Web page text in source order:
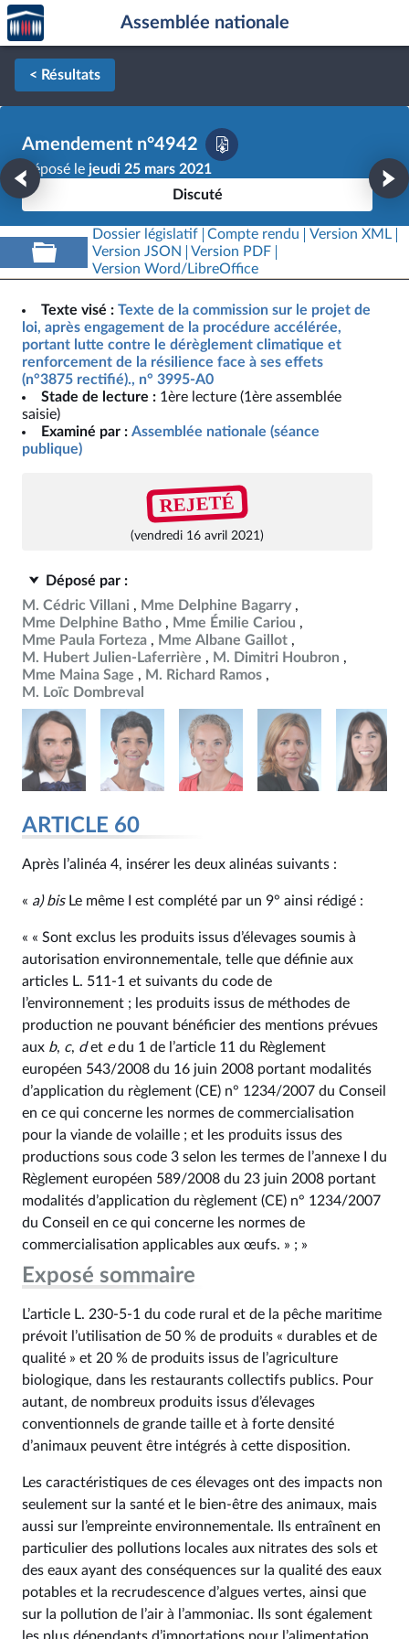
Aller au contenu
Aller en bas de la page
Accèder
à la
page
d'accueil
Assemblée nationale
< Résultats
Amendement n°4942
Déposé le jeudi 25 mars 2021
Discuté
Dossier législatif Compte rendu
Version XML
Version JSON
Version PDF
Version Word/LibreOffice
Texte visé : Texte de la commission sur le projet de
loi, après engagement de la procédure accélérée,
portant lutte contre le dérèglement climatique et
renforcement de la résilience face à ses effets
(n°3875 rectifié)., n° 3995-A0
Stade de lecture : 1ère lecture (1ère assemblée
saisie)
Examiné par : Assemblée nationale (séance
publique)
REJETÉ
(vendredi 16 avril 2021)
Déposé par :
M. Cédric Villani
Mme Delphine Bagarry
Mme Delphine Batho
Mme Émilie Cariou
Mme Paula Forteza
Mme Albane Gaillot
M. Hubert Julien-Laferrière
M. Dimitri Houbron
Mme Maina Sage
M. Richard Ramos
M. Loïc Dombreval
ARTICLE 60
Après l’alinéa 4, insérer les deux alinéas suivants :
« a) bisLe même I est complété par un 9° ainsi rédigé :
« « Sont exclus les produits issus d’élevages soumis à
autorisation environnementale, telle que définie aux
articles L. 511‑1 et suivants du code de
l’environnement ; les produits issus de méthodes de
production ne pouvant bénéficier des mentions prévues
aux b, c, det edu 1 de l’article 11 du Règlement
européen 543/2008 du 16 juin 2008 portant modalités
d’application du règlement (CE) n° 1234/2007 du Conseil
en ce qui concerne les normes de commercialisation
pour la viande de volaille ; et les produits issus des
productions sous code 3 selon les termes de l’annexe I du
Règlement européen 589/2008 du 23 juin 2008 portant
modalités d’application du règlement (CE) n° 1234/2007
du Conseil en ce qui concerne les normes de
commercialisation applicables aux œufs. » ; »
Exposé sommaire
L’article L. 230‑5‑1 du code rural et de la pêche maritime
prévoit l’utilisation de 50 % de produits « durables et de
qualité » et 20 % de produits issus de l’agriculture
biologique, dans les restaurants collectifs publics. Pour
autant, de nombreux produits issus d’élevages
conventionnels de grande taille et à forte densité
d’animaux peuvent être intégrés à cette disposition.
Les caractéristiques de ces élevages ont des impacts non
seulement sur la santé et le bien-être des animaux, mais
aussi sur l’empreinte environnementale. Ils entraînent en
particulier des pollutions locales aux nitrates des sols et
des eaux ayant des conséquences sur la qualité des eaux
potables et la recrudescence d’algues vertes, ainsi que
sur la pollution de l’air à l’ammoniac. Ils sont également